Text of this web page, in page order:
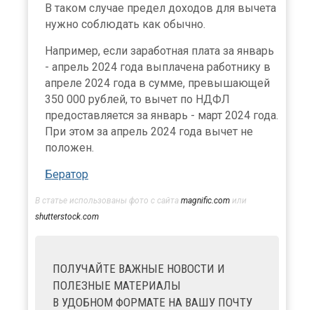
В таком случае предел доходов для вычета
нужно соблюдать как обычно.
Например, если заработная плата за январь
- апрель 2024 года выплачена работнику в
апреле 2024 года в сумме, превышающей
350 000 рублей, то вычет по НДФЛ
предоставляется за январь - март 2024 года.
При этом за апрель 2024 года вычет не
положен.
Бератор
В статье использованы фото с сайта magnific.com или
shutterstock.com
ПОЛУЧАЙТЕ ВАЖНЫЕ НОВОСТИ И
ПОЛЕЗНЫЕ МАТЕРИАЛЫ
В УДОБНОМ ФОРМАТЕ НА ВАШУ ПОЧТУ